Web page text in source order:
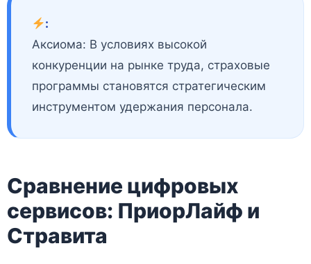
:
Аксиома: В условиях высокой
конкуренции на рынке труда, страховые
программы становятся стратегическим
инструментом удержания персонала.
Сравнение цифровых
сервисов: ПриорЛайф и
Стравита